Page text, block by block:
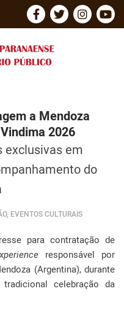
a Mendoza
2026
exclusivas em
do
EVENTOS CULTURAIS
para contratação de
responsável por
(Argentina), durante
celebração da